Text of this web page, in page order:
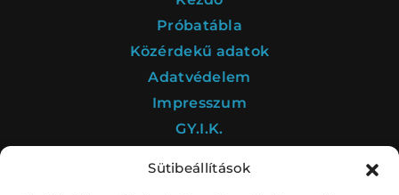
Sütibeállítások
Próbatábla
Közérdekű adatok
Adatvédelem
Impresszum
GY.I.K.